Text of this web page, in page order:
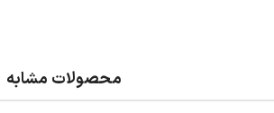
محصولات مشابه